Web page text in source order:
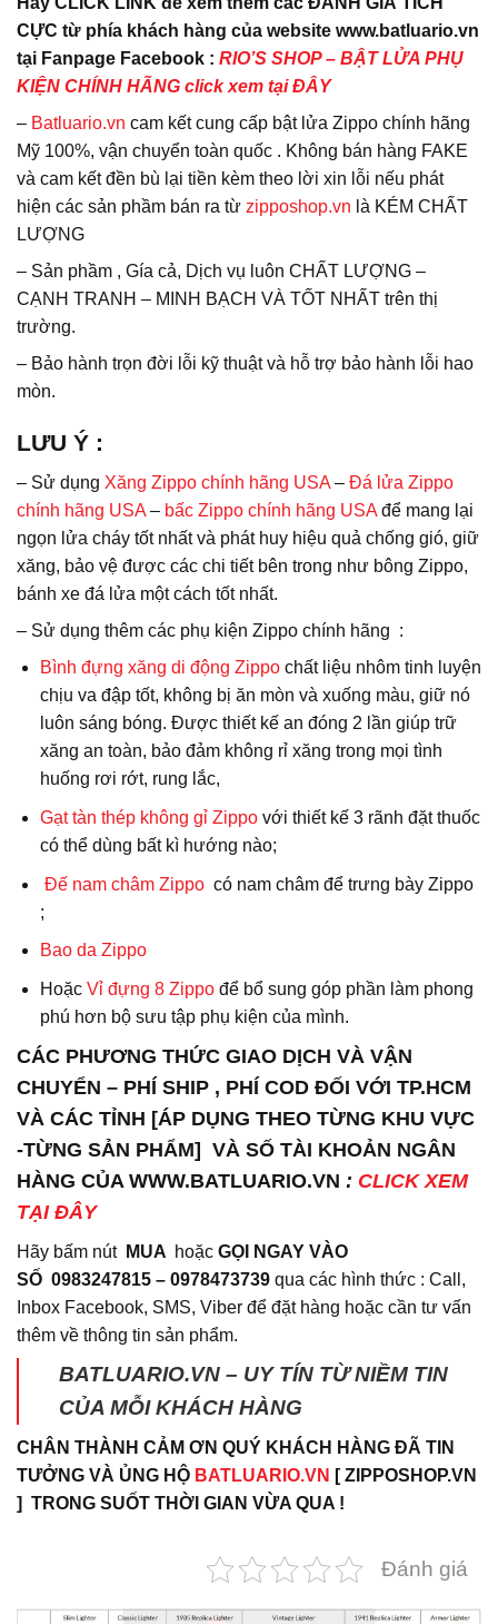
CỰC từ phía khách hàng của website www.batluario.vn
tại Fanpage Facebook : RIO’S SHOP – BẬT LỬA PHỤ
KIỆN CHÍNH HÃNG click xem tại ĐÂY
– Batluario.vn cam kết cung cấp bật lửa Zippo chính hãng
Mỹ 100%, vận chuyển toàn quốc . Không bán hàng FAKE
và cam kết đền bù lại tiền kèm theo lời xin lỗi nếu phát
hiện các sản phầm bán ra từ zipposhop.vn là KÉM CHẤT
LƯỢNG
– Sản phầm , Gía cả, Dịch vụ luôn CHẤT LƯỢNG –
CẠNH TRANH – MINH BẠCH VÀ TỐT NHẤT trên thị
trường.
– Bảo hành trọn đời lỗi kỹ thuật và hỗ trợ bảo hành lỗi hao
mòn.
LƯU Ý :
– Sử dụng Xăng Zippo chính hãng USA– Đá lửa Zippo
chính hãng USA– bấc Zippo chính hãng USAđể mang lại
ngọn lửa cháy tốt nhất và phát huy hiệu quả chống gió, giữ
xăng, bảo vệ được các chi tiết bên trong như bông Zippo,
bánh xe đá lửa một cách tốt nhất.
– Sử dụng thêm các phụ kiện Zippo chính hãng :
Bình đựng xăng di động Zippochất liệu nhôm tinh luyện
chịu va đập tốt, không bị ăn mòn và xuống màu, giữ nó
luôn sáng bóng. Được thiết kế an đóng 2 lần giúp trữ
xăng an toàn, bảo đảm không rỉ xăng trong mọi tình
huống rơi rớt, rung lắc,
Gạt tàn thép không gỉ Zippo với thiết kế 3 rãnh đặt thuốc
có thể dùng bất kì hướng nào;
Đế nam châm Zippocó nam châm để trưng bày Zippo
;
Bao da Zippo
Hoặc Vỉ đựng 8 Zippođể bổ sung góp phần làm phong
phú hơn bộ sưu tập phụ kiện của mình.
CÁC PHƯƠNG THỨC GIAO DỊCH VÀ VẬN
CHUYỂN – PHÍ SHIP , PHÍ COD ĐỐI VỚI TP.HCM
VÀ CÁC TỈNH [ÁP DỤNG THEO TỪNG KHU VỰC
-TỪNG SẢN PHẨM] VÀ SỐ TÀI KHOẢN NGÂN
HÀNG CỦA WWW.BATLUARIO.VN : CLICK XEM
TẠI ĐÂY
Hãy bấm nút MUA hoặc GỌI NGAY VÀO
SỐ 0983247815 – 0978473739 qua các hình thức : Call,
Inbox Facebook, SMS, Viber để đặt hàng hoặc cần tư vấn
thêm về thông tin sản phẩm.
BATLUARIO.VN – UY TÍN TỪ NIỀM TIN
CỦA MỖI KHÁCH HÀNG
CHÂN THÀNH CẢM ƠN QUÝ KHÁCH HÀNG ĐÃ TIN
TƯỞNG VÀ ỦNG HỘ BATLUARIO.VN [ ZIPPOSHOP.VN
] TRONG SUỐT THỜI GIAN VỪA QUA !
Đánh giá